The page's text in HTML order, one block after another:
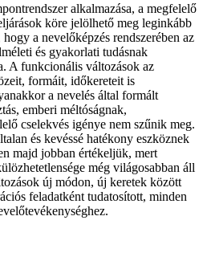
alkalmazása, a megfelelő
köre jelölhető meg leginkább
hogy a nevelőképzés rendszerében az
és gyakorlati tudásnak
A funkcionális változások az
formáit, időkereteit is
a nevelés által formált
emberi méltóságnak,
cselekvés igénye nem szűnik meg.
és kevéssé hatékony eszköznek
majd jobban értékeljük, mert
még világosabban áll
új módon, új keretek között
feladatként tudatosított, minden